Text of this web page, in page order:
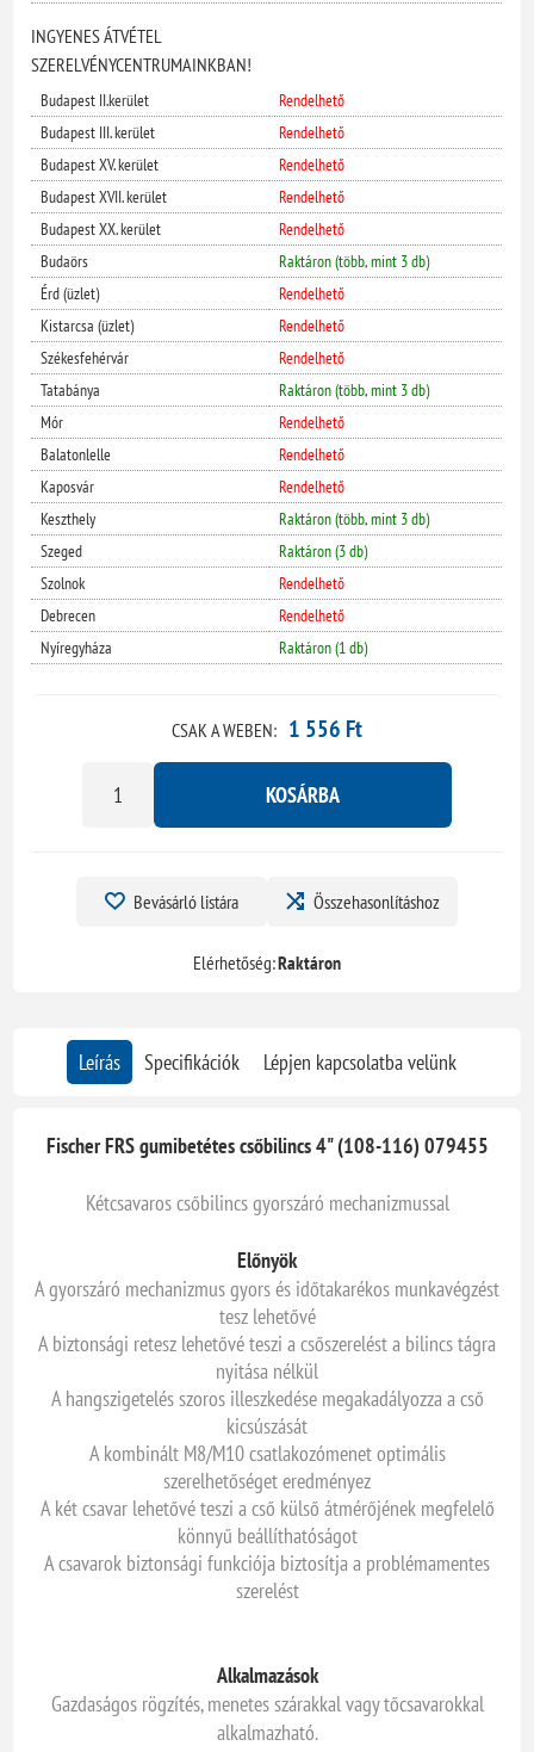
INGYENES ÁTVÉTEL
SZERELVÉNYCENTRUMAINKBAN!
Budapest II.kerület
Rendelhető
Budapest III. kerület
Rendelhető
Budapest XV. kerület
Rendelhető
Budapest XVII. kerület
Rendelhető
Budapest XX. kerület
Rendelhető
Budaörs
Raktáron (több, mint 3 db)
Érd (üzlet)
Rendelhető
Kistarcsa (üzlet)
Rendelhető
Székesfehérvár
Rendelhető
Tatabánya
Raktáron (több, mint 3 db)
Mór
Rendelhető
Balatonlelle
Rendelhető
Kaposvár
Rendelhető
Keszthely
Raktáron (több, mint 3 db)
Szeged
Raktáron (3 db)
Szolnok
Rendelhető
Debrecen
Rendelhető
Nyíregyháza
Raktáron (1 db)
CSAK A WEBEN: 1 556 Ft
KOSÁRBA
Bevásárló listára Összehasonlításhoz
Elérhetőség:Raktáron
Leírás Specifikációk Lépjen kapcsolatba velünk
Fischer FRS gumibetétes csőbilincs 4" (108-116) 079455
Kétcsavaros csőbilincs gyorszáró mechanizmussal
Előnyök
A gyorszáró mechanizmus gyors és időtakarékos munkavégzést
tesz lehetővé
A biztonsági retesz lehetővé teszi a csőszerelést a bilincs tágra
nyitása nélkül
A hangszigetelés szoros illeszkedése megakadályozza a cső
kicsúszását
A kombinált M8/M10 csatlakozómenet optimális
szerelhetőséget eredményez
A két csavar lehetővé teszi a cső külső átmérőjének megfelelő
könnyű beállíthatóságot
A csavarok biztonsági funkciója biztosítja a problémamentes
szerelést
Alkalmazások
Gazdaságos rögzítés, menetes szárakkal vagy tőcsavarokkal
alkalmazható.